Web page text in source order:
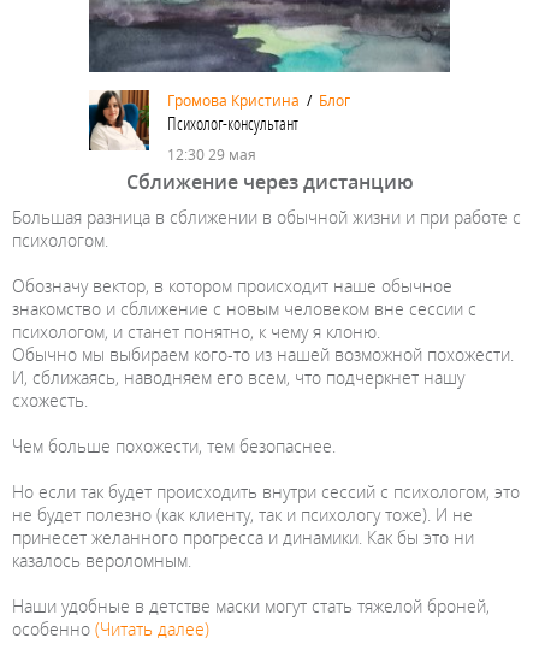
Громова Кристина / Блог
Психолог-консультант
12:30 29 мая
Сближение через дистанцию
Большая разница в сближении в обычной жизни и при работе с
психологом.
Обозначу вектор, в котором происходит наше обычное
знакомство и сближение с новым человеком вне сессии с
психологом, и станет понятно, к чему я клоню.
Обычно мы выбираем кого-то из нашей возможной похожести.
И, сближаясь, наводняем его всем, что подчеркнет нашу
схожесть.
Чем больше похожести, тем безопаснее.
Но если так будет происходить внутри сессий с психологом, это
не будет полезно (как клиенту, так и психологу тоже). И не
принесет желанного прогресса и динамики. Как бы это ни
казалось вероломным.
Наши удобные в детстве маски могут стать тяжелой броней,
особенно (Читать далее)